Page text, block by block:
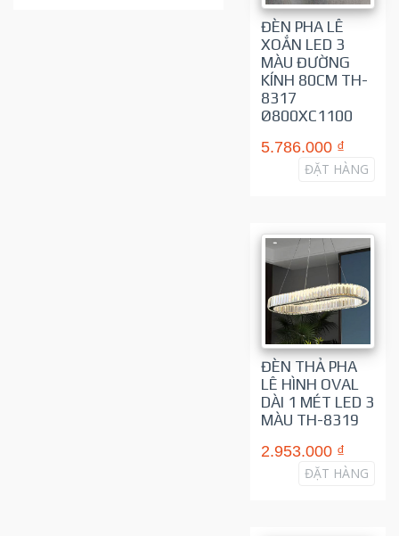
ĐÈN PHA LÊ
XOẮN LED 3
MÀU ĐƯỜNG
KÍNH 80CM TH-
8317
Ø800XC1100
5.786.000 ₫
ĐẶT HÀNG
ĐÈN THẢ PHA
LÊ HÌNH OVAL
DÀI 1 MÉT LED 3
MÀU TH-8319
2.953.000 ₫
ĐẶT HÀNG